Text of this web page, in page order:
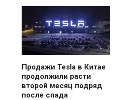
Продажи Tesla в Китае
продолжили расти
второй месяц подряд
после спада